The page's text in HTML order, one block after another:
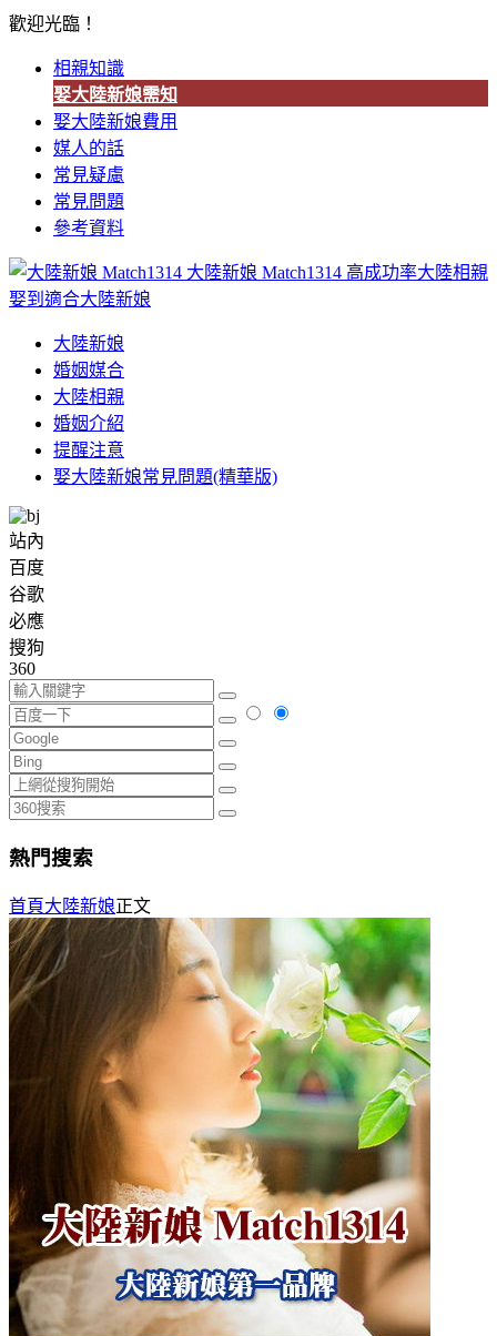
歡迎光臨！
相親知識
娶大陸新娘需知
娶大陸新娘費用
媒人的話
常見疑慮
常見問題
參考資料
大陸新娘 Match1314 高成功率大陸相親
娶到適合大陸新娘
大陸新娘
婚姻媒合
大陸相親
婚姻介紹
提醒注意
娶大陸新娘常見問題(精華版)
站內
百度
谷歌
必應
搜狗
360
熱門搜索
首頁大陸新娘正文